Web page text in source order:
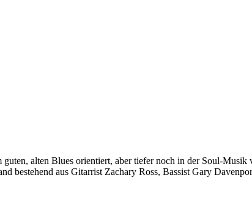
alten Blues orientiert, aber tiefer noch in der Soul-
bestehend aus Gitarrist Zachary Ross, Bassist Gary